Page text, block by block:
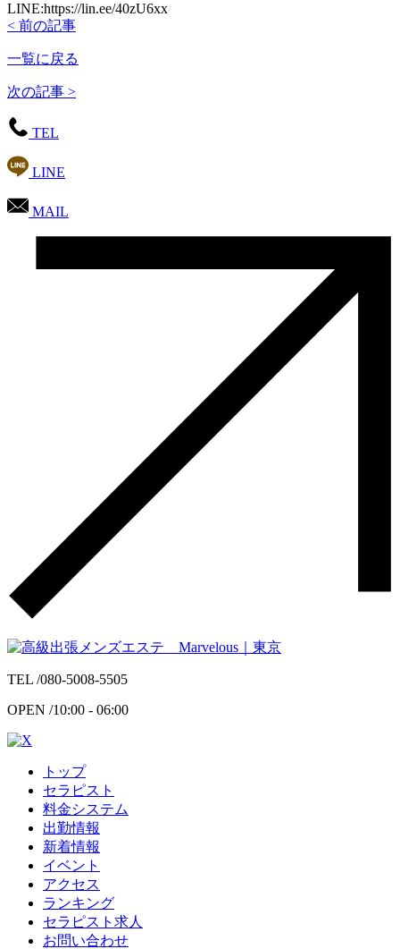
LINE:https://lin.ee/40zU6xx
< 前の記事
一覧に戻る
次の記事 >
TEL
LINE
MAIL
TEL /080-5008-5505
OPEN /10:00 - 06:00
トップ
セラピスト
料金システム
出勤情報
新着情報
イベント
アクセス
ランキング
セラピスト求人
お問い合わせ